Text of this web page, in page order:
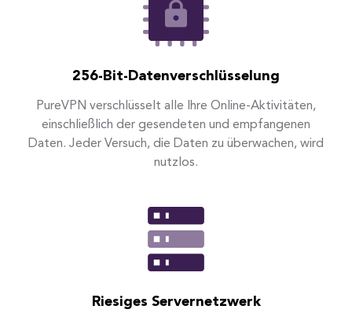
256-Bit-Datenverschlüsselung
PureVPN verschlüsselt alle Ihre Online-Aktivitäten,
einschließlich der gesendeten und empfangenen
Daten. Jeder Versuch, die Daten zu überwachen, wird
nutzlos.
Riesiges Servernetzwerk